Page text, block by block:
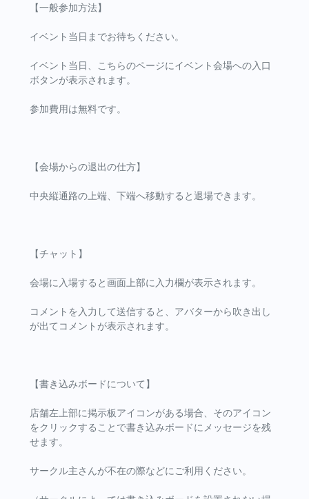
【一般参加方法】
イベント当日までお待ちください。
イベント当日、こちらのページにイベント会場への入口
ボタンが表示されます。
参加費用は無料です。
【会場からの退出の仕方】
中央縦通路の上端、下端へ移動すると退場できます。
【チャット】
会場に入場すると画面上部に入力欄が表示されます。
コメントを入力して送信すると、アバターから吹き出し
が出てコメントが表示されます。
【書き込みボードについて】
店舗左上部に掲示板アイコンがある場合、そのアイコン
をクリックすることで書き込みボードにメッセージを残
せます。
サークル主さんが不在の際などにご利用ください。